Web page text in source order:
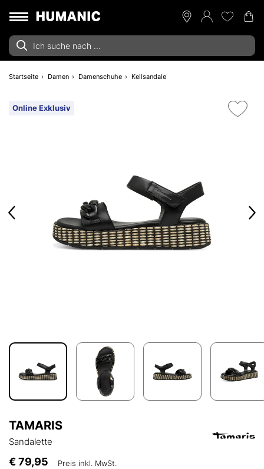
Startseite Damen Damenschuhe Keilsandale
Online Exklusiv
TAMARIS
Sandalette
€ 79,95 Preis inkl. MwSt.